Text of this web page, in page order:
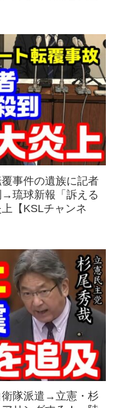
覆事件の遺族に記者
→琉球新報「訴える
【KSLチャンネ
衛隊派遣→立憲・杉